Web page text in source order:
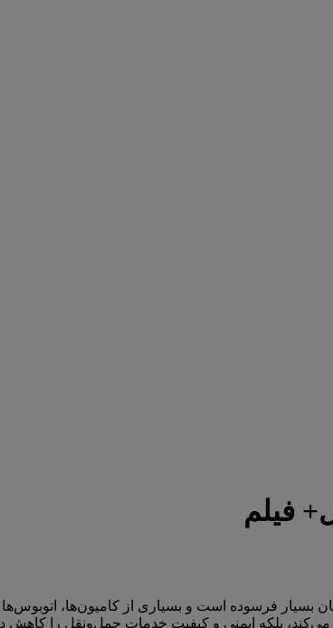
فیلم
بسیار فرسوده است و بسیاری از کامیون‌ها، اتوبوس‌ها
بلکه ایمنی و کیفیت خدمات حمل‌ونقل را کاهش